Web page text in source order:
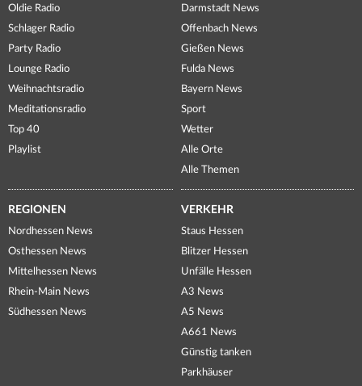
Oldie Radio
Schlager Radio
Party Radio
Lounge Radio
Weihnachtsradio
Meditationsradio
Top 40
Playlist
Darmstadt News
Offenbach News
Gießen News
Fulda News
Bayern News
Sport
Wetter
Alle Orte
Alle Themen
REGIONEN
Nordhessen News
Osthessen News
Mittelhessen News
Rhein-Main News
Südhessen News
VERKEHR
Staus Hessen
Blitzer Hessen
Unfälle Hessen
A3 News
A5 News
A661 News
Günstig tanken
Parkhäuser